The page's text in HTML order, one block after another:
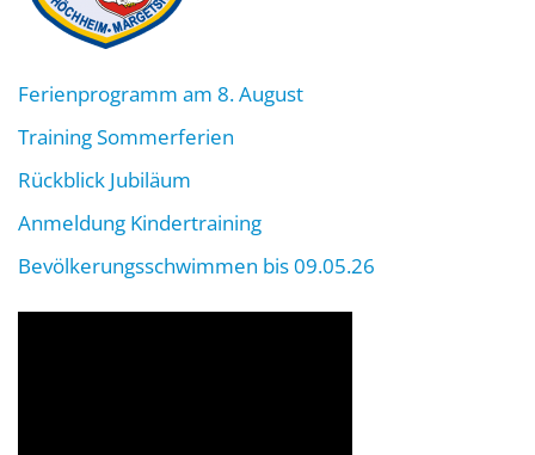
Ferienprogramm am 8. August
Training Sommerferien
Rückblick Jubiläum
Anmeldung Kindertraining
Bevölkerungsschwimmen bis 09.05.26